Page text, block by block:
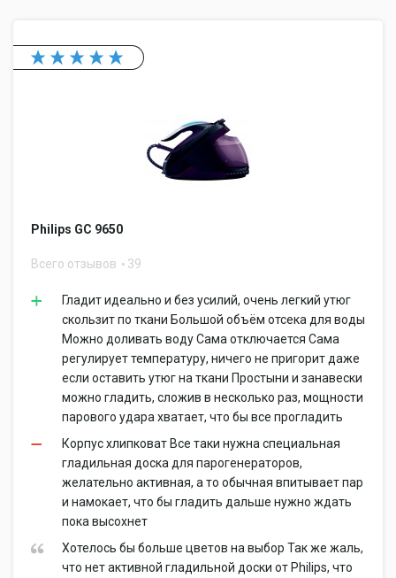
Philips GC 9650
Всего отзывов 39
Гладит идеально и без усилий, очень легкий утюг
скользит по ткани Большой объём отсека для воды
Можно доливать воду Сама отключается Сама
регулирует температуру, ничего не пригорит даже
если оставить утюг на ткани Простыни и занавески
можно гладить, сложив в несколько раз, мощности
парового удара хватает, что бы все прогладить
Корпус хлипковат Все таки нужна специальная
гладильная доска для парогенераторов,
желательно активная, а то обычная впитывает пар
и намокает, что бы гладить дальше нужно ждать
пока высохнет
Хотелось бы больше цветов на выбор Так же жаль,
что нет активной гладильной доски от Philips, что